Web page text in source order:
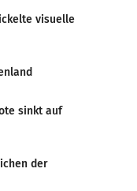
visuelle
sinkt auf
der